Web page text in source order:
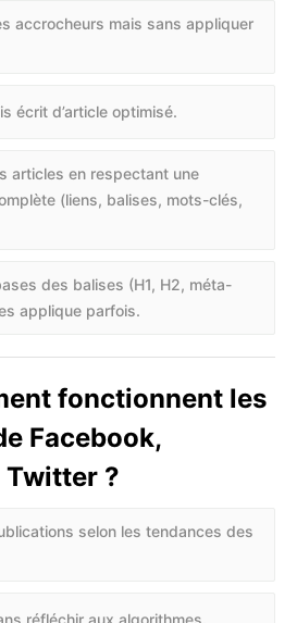
accrocheurs mais sans appliquer
écrit d’article optimisé.
articles en respectant une
(liens, balises, mots-clés,
des balises (H1, H2, méta-
applique parfois.
fonctionnent les
Facebook,
Twitter ?
selon les tendances des